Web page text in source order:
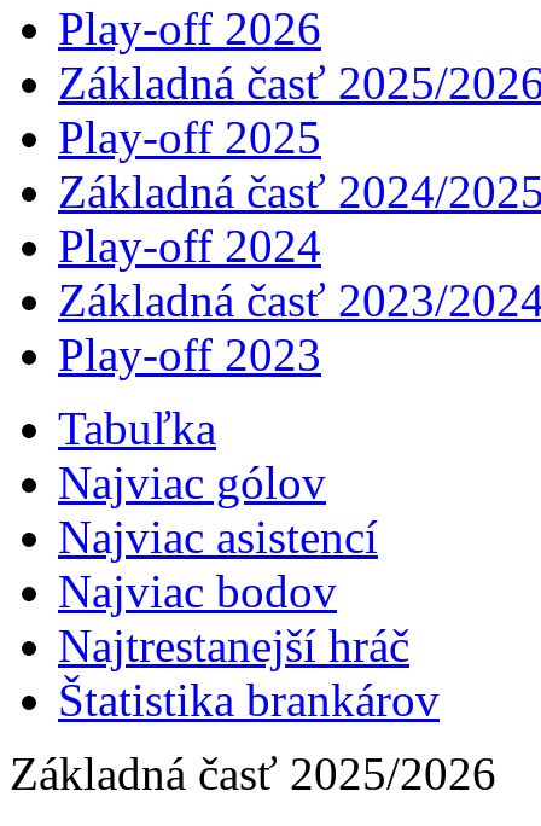
Play-off 2026
Základná časť 2025/
Play-off 2025
Základná časť 2024/
Play-off 2024
Základná časť 2023/
Play-off 2023
Tabuľka
Najviac gólov
Najviac asistencí­
Najviac bodov
Najtrestanejší hráč
Štatistika brankárov
Základná časť 2025/2026